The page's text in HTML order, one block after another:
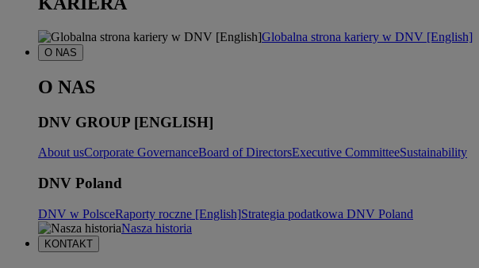
Globalna strona kariery w DNV [English]
O NAS
O NAS
DNV GROUP [ENGLISH]
About usCorporate GovernanceBoard of DirectorsExecutive CommitteeSustainability
DNV Poland
DNV w PolsceRaporty roczne [English]Strategia podatkowa DNV Poland
Nasza historia
KONTAKT